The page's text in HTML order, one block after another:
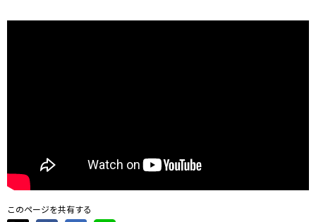
このページを共有する